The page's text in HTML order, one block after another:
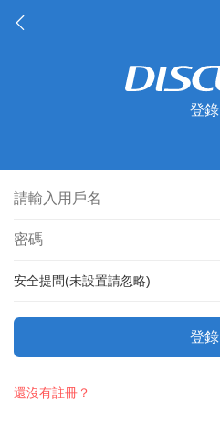
登錄
安全提問(未設置請忽略)
登錄
還沒有註冊？